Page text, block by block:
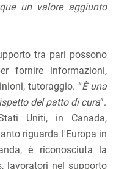
un valore aggiunto
tra pari possono
fornire informazioni,
tutoraggio. “È una
del patto di cura”.
Uniti, in Canada,
riguarda l'Europa in
è riconosciuta la
lavoratori nel supporto